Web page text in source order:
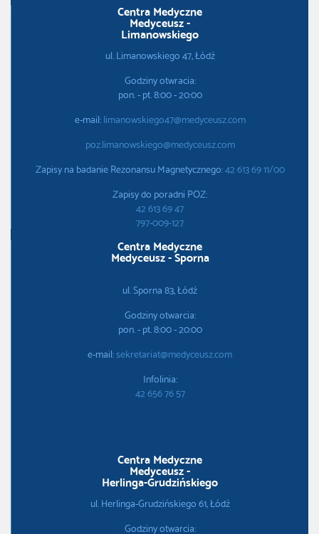
Centra Medyczne
Medyceusz -
Limanowskiego
ul. Limanowskiego 47, Łódź
Godziny otwracia:
pon. - pt. 8:00 - 20:00
e-mail:limanowskiego47@medyceusz.com
poz.limanowskiego@medyceusz.com
Zapisy na badanie Rezonansu Magnetycznego:42 613 69 11/00
Zapisy do poradni POZ:
42 613 69 47
797-009-127
Centra Medyczne
Medyceusz - Sporna
ul. Sporna 83, Łódź
Godziny otwarcia:
pon. - pt. 8:00 - 20:00
e-mail:sekretariat@medyceusz.com
Infolinia:
42 656 76 57
Centra Medyczne
Medyceusz -
Herlinga-Grudzińskiego
ul. Herlinga-Grudzińskiego 61, Łódź
Godziny otwarcia: